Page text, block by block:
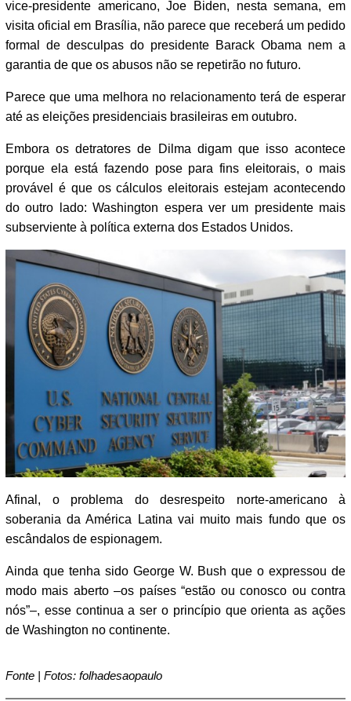
vice-presidente americano, Joe Biden, nesta semana, em
visita oficial em Brasília, não parece que receberá um pedido
formal de desculpas do presidente Barack Obama nem a
garantia de que os abusos não se repetirão no futuro.
Parece que uma melhora no relacionamento terá de esperar
até as eleições presidenciais brasileiras em outubro.
Embora os detratores de Dilma digam que isso acontece
porque ela está fazendo pose para fins eleitorais, o mais
provável é que os cálculos eleitorais estejam acontecendo
do outro lado: Washington espera ver um presidente mais
subserviente à política externa dos Estados Unidos.
Afinal, o problema do desrespeito norte-americano à
soberania da América Latina vai muito mais fundo que os
escândalos de espionagem.
Ainda que tenha sido George W. Bush que o expressou de
modo mais aberto –os países “estão ou conosco ou contra
nós”–, esse continua a ser o princípio que orienta as ações
de Washington no continente.
Fonte | Fotos: folhadesaopaulo